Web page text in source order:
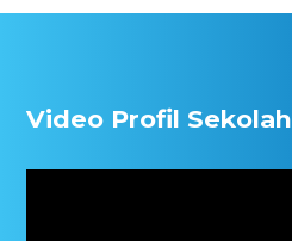
Video Profil Sekolah